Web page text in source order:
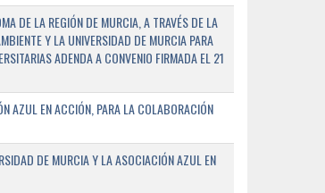
DE LA REGIÓN DE MURCIA, A TRAVÉS DE LA
Y LA UNIVERSIDAD DE MURCIA PARA
ADENDA A CONVENIO FIRMADA EL 21
AZUL EN ACCIÓN, PARA LA COLABORACIÓN
DE MURCIA Y LA ASOCIACIÓN AZUL EN